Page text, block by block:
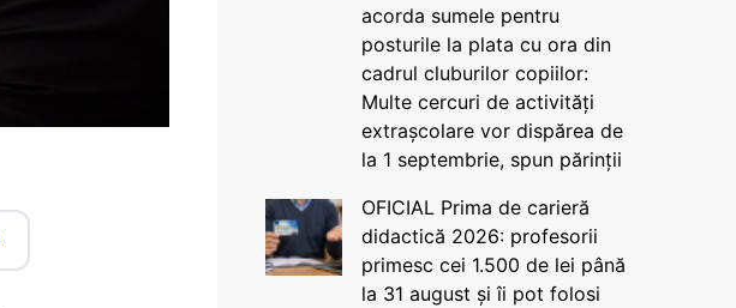
acorda sumele pentru
posturile la plata cu ora din
cadrul cluburilor copiilor:
Multe cercuri de activități
extrașcolare vor dispărea de
la 1 septembrie, spun părinții
OFICIAL Prima de carieră
didactică 2026: profesorii
primesc cei 1.500 de lei până
la 31 august și îi pot folosi